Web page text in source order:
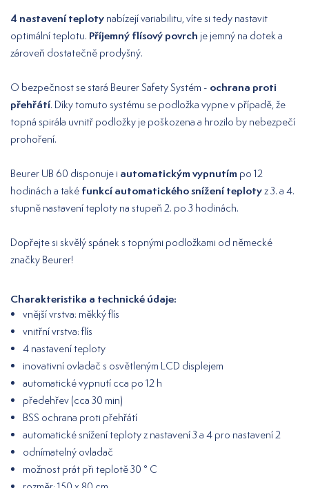
4 nastavení teploty nabízejí variabilitu, víte si tedy nastavit
optimální teplotu. Příjemný flísový povrch je jemný na dotek a
zároveň dostatečně prodyšný.
O bezpečnost se stará Beurer Safety Systém - ochrana proti
přehřátí. Díky tomuto systému se podložka vypne v případě, že
topná spirála uvnitř podložky je poškozena a hrozilo by nebezpečí
prohoření.
Beurer UB 60 disponuje i automatickým vypnutím po 12
hodinách a také funkcí automatického snížení teplotyz 3. a 4.
stupně nastavení teploty na stupeň 2. po 3 hodinách.
Dopřejte si skvělý spánek s topnými podložkami od německé
značky Beurer!
Charakteristika a technické údaje:
vnější vrstva: měkký flís
vnitřní vrstva: flís
4 nastavení teploty
inovativní ovladač s osvětleným LCD displejem
automatické vypnutí cca po 12 h
předehřev (cca 30 min)
BSS ochrana proti přehřátí
automatické snížení teploty z nastavení 3 a 4 pro nastavení 2
odnímatelný ovladač
možnost prát při teplotě 30 ° C